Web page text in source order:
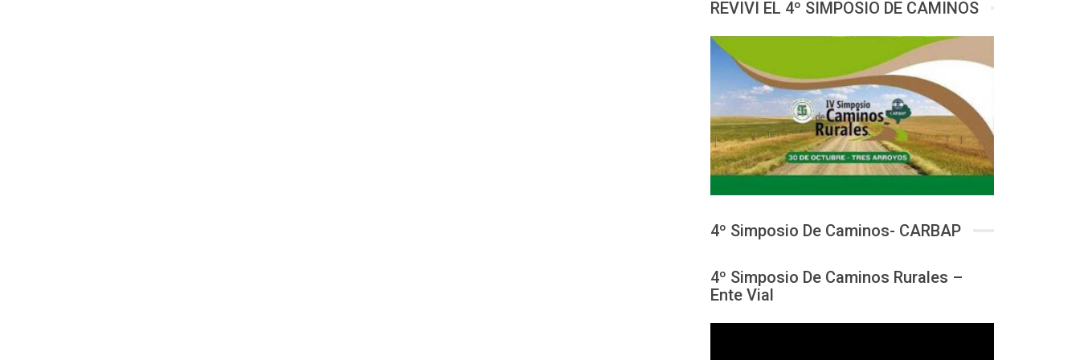
REVIVI EL 4º SIMPOSIO DE CAMINOS
4º Simposio De Caminos- CARBAP
4º Simposio De Caminos Rurales –
Ente Vial